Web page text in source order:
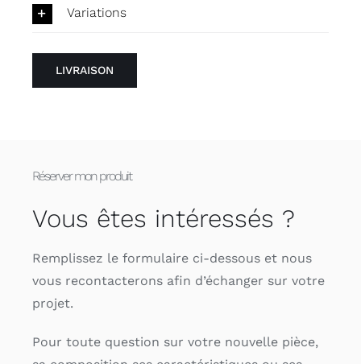
Variations
LIVRAISON
Réserver mon produit
Vous êtes intéressés ?
Remplissez le formulaire ci-dessous et nous
vous recontacterons afin d’échanger sur votre
projet.
Pour toute question sur votre nouvelle pièce,